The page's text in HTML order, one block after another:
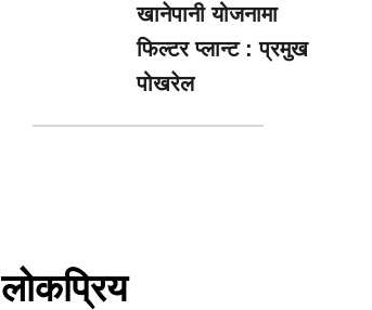
खानेपानी योजनामा
फिल्टर प्लान्ट : प्रमुख
पोखरेल
लोकप्रिय